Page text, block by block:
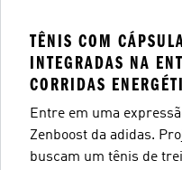
TÊNIS COM
INTEGRADAS NA
CORRIDAS
Entre em uma
Zenboost da adidas.
buscam um tênis de